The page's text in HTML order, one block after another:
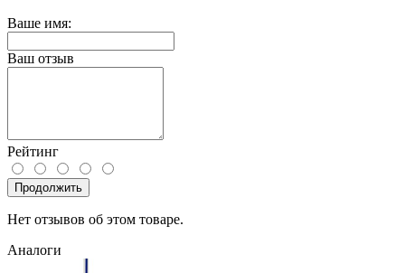
Ваше имя:
Ваш отзыв
Рейтинг
Продолжить
Нет отзывов об этом товаре.
Аналоги